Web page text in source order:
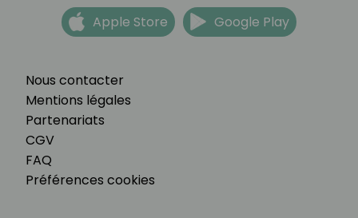
Nous contacter
Mentions légales
Partenariats
CGV
FAQ
Préférences cookies
Apple Store Google Play